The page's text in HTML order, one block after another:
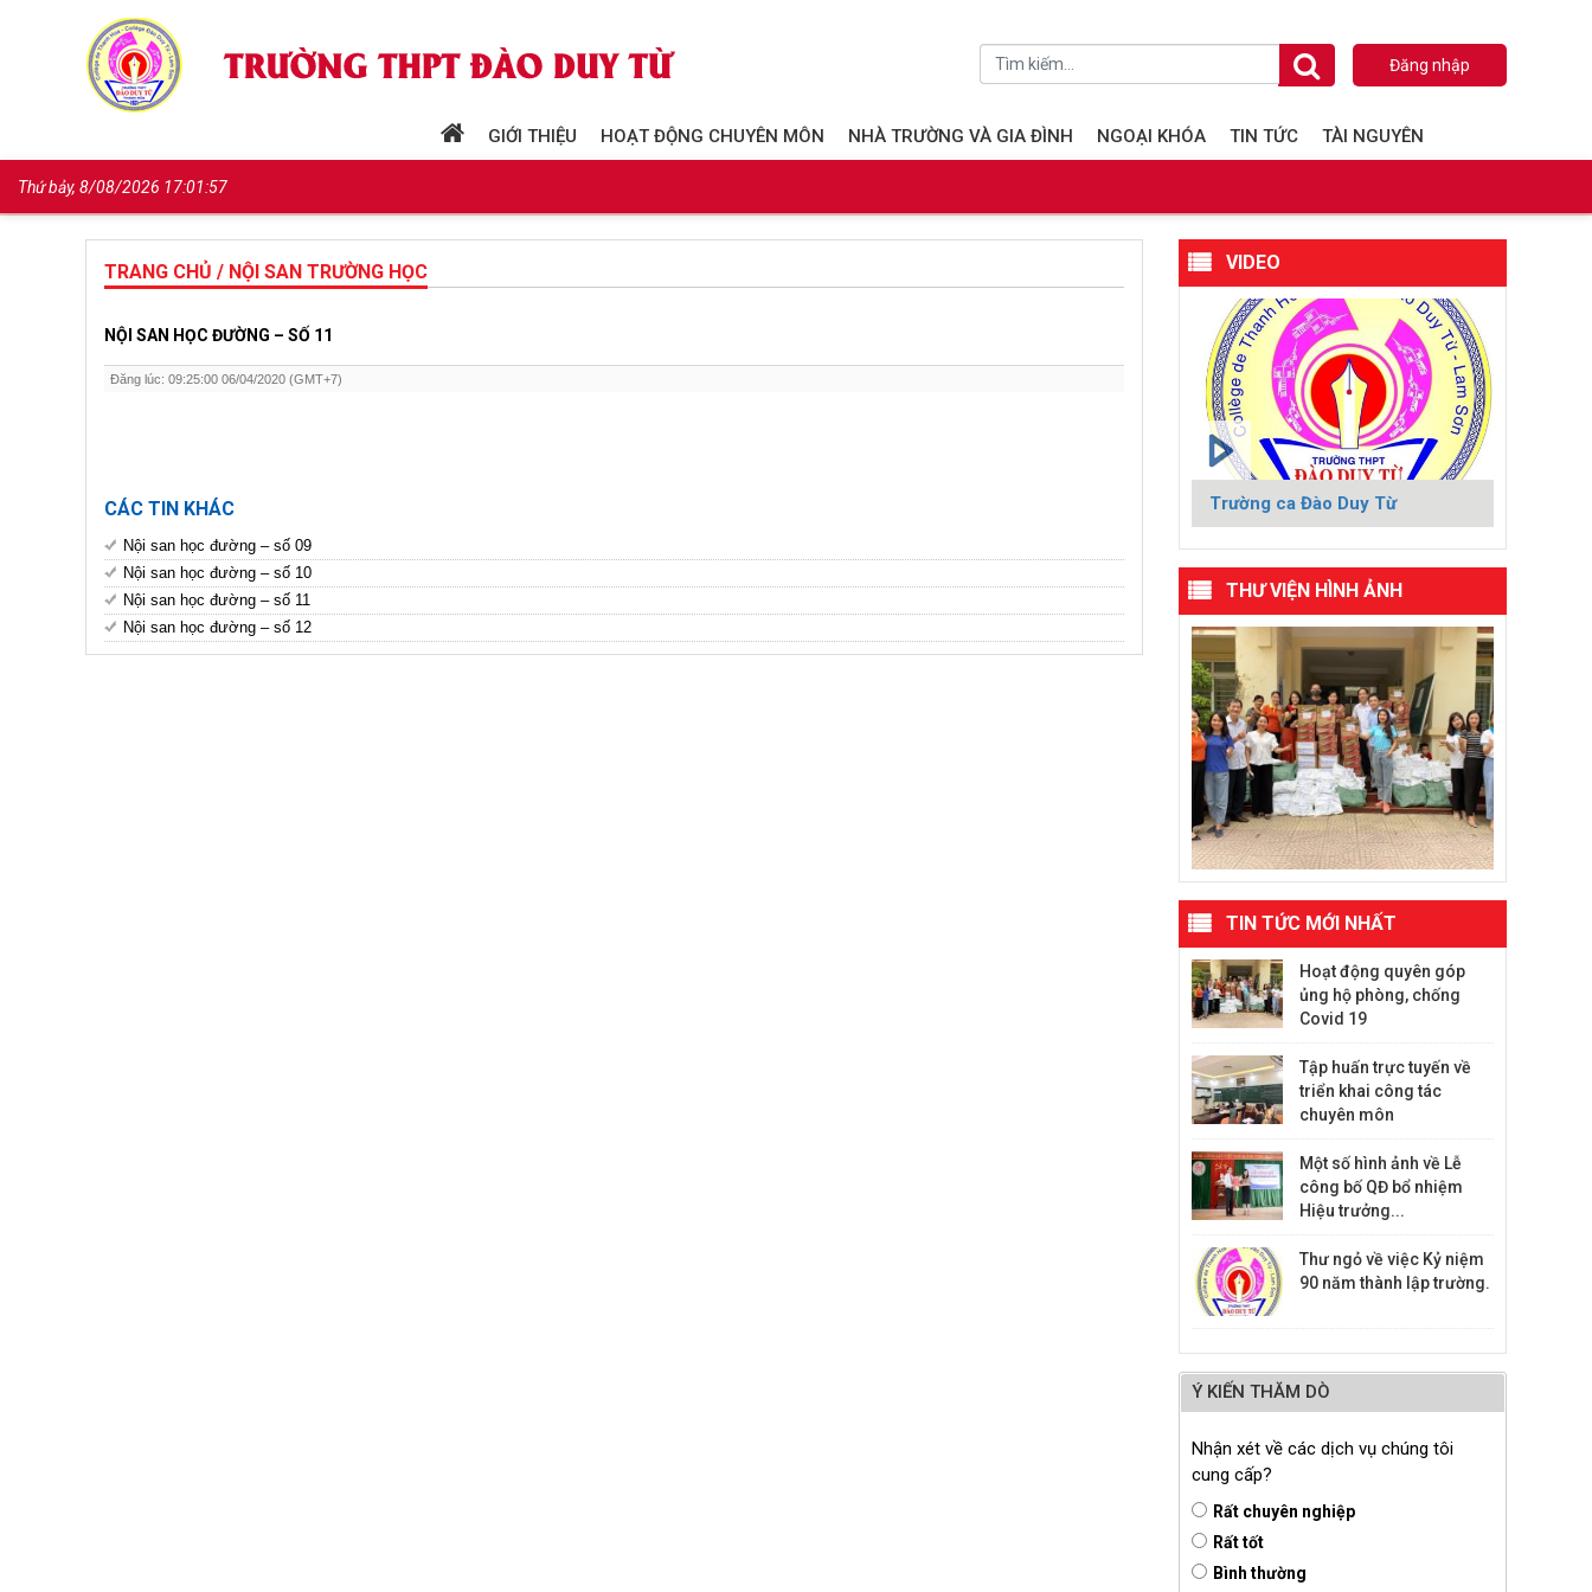
Đăng nhập
GIỚI THIỆU HOẠT ĐỘNG CHUYÊN MÔN NHÀ TRƯỜNG VÀ GIA ĐÌNH NGOẠI KHÓA TIN TỨC TÀI NGUYÊN
Thứ bảy, 8/08/2026 17:01:57
TRANG CHỦ / NỘI SAN TRƯỜNG HỌC
NỘI SAN HỌC ĐƯỜNG – SỐ 11
Đăng lúc: 09:25:00 06/04/2020 (GMT+7)
CÁC TIN KHÁC
Nội san học đường – số 09
Nội san học đường – số 10
Nội san học đường – số 11
Nội san học đường – số 12
VIDEO
Trường ca Đào Duy Từ
THƯ VIỆN HÌNH ẢNH
TIN TỨC MỚI NHẤT
Hoạt động quyên góp
ủng hộ phòng, chống
Covid 19
Tập huấn trực tuyến về
triển khai công tác
chuyên môn
Một số hình ảnh về Lễ
công bố QĐ bổ nhiệm
Hiệu trưởng...
Thư ngỏ về việc Kỷ niệm
90 năm thành lập trường.
Ý KIẾN THĂM DÒ
Nhận xét về các dịch vụ chúng tôi
cung cấp?
Rất chuyên nghiệp
Rất tốt
Bình thường